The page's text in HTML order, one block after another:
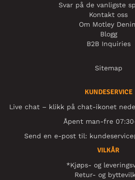
Svar på de vanligste
Kontakt oss
Om Motley
Blogg
B2B Inquiries
Sitemap
KUNDESERVICE
Live chat – klikk på chat-ikonet
Åpent man-fre
Send en e-post til:
VILKÅR
*Kjøps- og
Retur- og